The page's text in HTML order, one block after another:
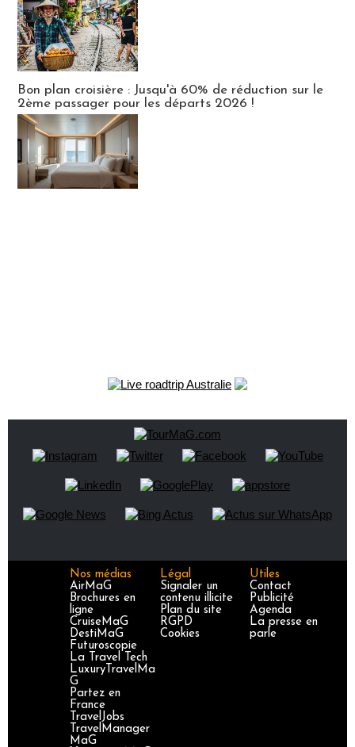
Bon plan croisière : Jusqu'à 60% de réduction sur le
2ème passager pour les départs 2026 !
Nos médias
AirMaG
Brochures en
ligne
CruiseMaG
DestiMaG
Futuroscopie
La Travel Tech
LuxuryTravelMa
G
Partez en
France
TravelJobs
TravelManager
MaG
Légal
Signaler un
contenu illicite
Plan du site
RGPD
Cookies
Utiles
Contact
Publicité
Agenda
La presse en
parle